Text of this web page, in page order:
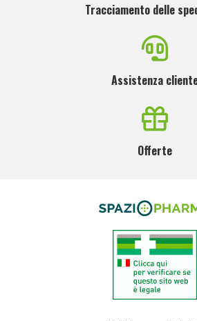
Tracciamento delle
Assistenza
Offerte